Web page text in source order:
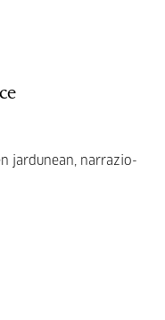
jardunean, narrazio-